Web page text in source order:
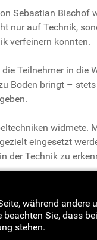
Sebastian
nur auf Technik,
verfeinern konnten.
Teilnehmer in die
Boden bringt –
eingesetzt
der Technik zu
für ihre Motivation
während
Sie, dass
stehen.